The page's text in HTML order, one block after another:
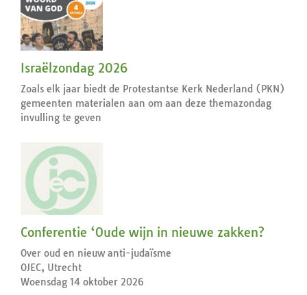
Israëlzondag 2026
Zoals elk jaar biedt de Protestantse Kerk Nederland (PKN)
gemeenten materialen aan om aan deze themazondag
invulling te geven
Conferentie ‘Oude wijn in nieuwe zakken?
Over oud en nieuw anti-judaïsme
OJEC, Utrecht
Woensdag 14 oktober 2026